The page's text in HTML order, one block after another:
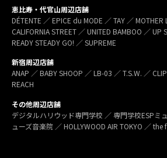
恵比寿・代官山周辺店舗
DÉTENTE ／ EPICE du MODE ／ TAY ／ MOTHER
CALIFORNIA STREET ／ UNITED BAMBOO ／
READY STEADY GO! ／ SUPREME
新宿周辺店舗
ANAP ／ BABY SHOOP ／ LB-03 ／ T.S.W. ／
REACH
その他周辺店舗
デジタルハリウッド専門学校 ／ 専門学校ESPミ
ューズ音楽院 ／ HOLLYWOOD AIR TOKYO ／